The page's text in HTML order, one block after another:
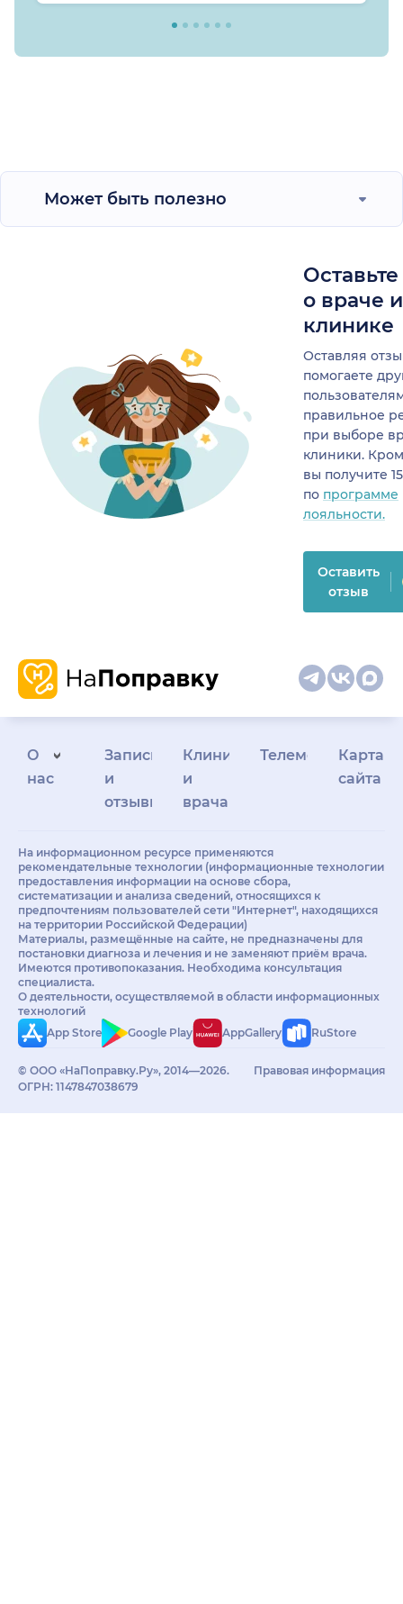
Может быть полезно
о враче
клинике
Оставляя
помогаете
правильное
при выборе
клиники.
вы получите
по программе
лояльности.
Оставить
отзыв
О
нас
Запись
и
отзывы
Клиникам
и
врачам
Телемедицина
Карта
сайта
На информационном ресурсе применяются
рекомендательные технологии (информационные технологии
предоставления информации на основе сбора,
систематизации и анализа сведений, относящихся к
предпочтениям пользователей сети "Интернет", находящихся
на территории Российской Федерации)
Материалы, размещённые на сайте, не предназначены для
постановки диагноза и лечения и не заменяют приём врача.
Имеются противопоказания. Необходима консультация
специалиста.
О деятельности, осуществляемой в области информационных
технологий
App Store
Google Play AppGallery RuStore
© ООО «НаПоправку.Ру», 2014—2026.
ОГРН: 1147847038679
Правовая информация